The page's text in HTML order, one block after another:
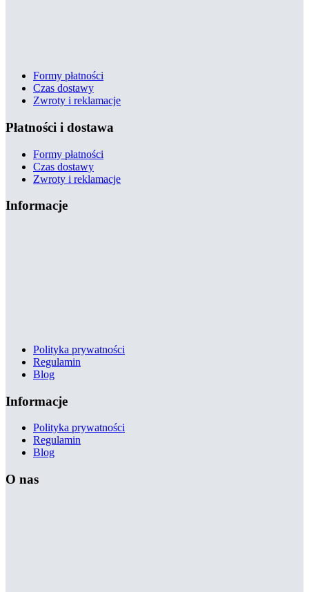
Formy płatności
Czas dostawy
Zwroty i reklamacje
Płatności i dostawa
Formy płatności
Czas dostawy
Zwroty i reklamacje
Informacje
Polityka prywatności
Regulamin
Blog
Informacje
Polityka prywatności
Regulamin
Blog
O nas